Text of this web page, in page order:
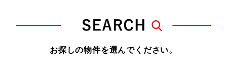
お探しの物件を選んでください。